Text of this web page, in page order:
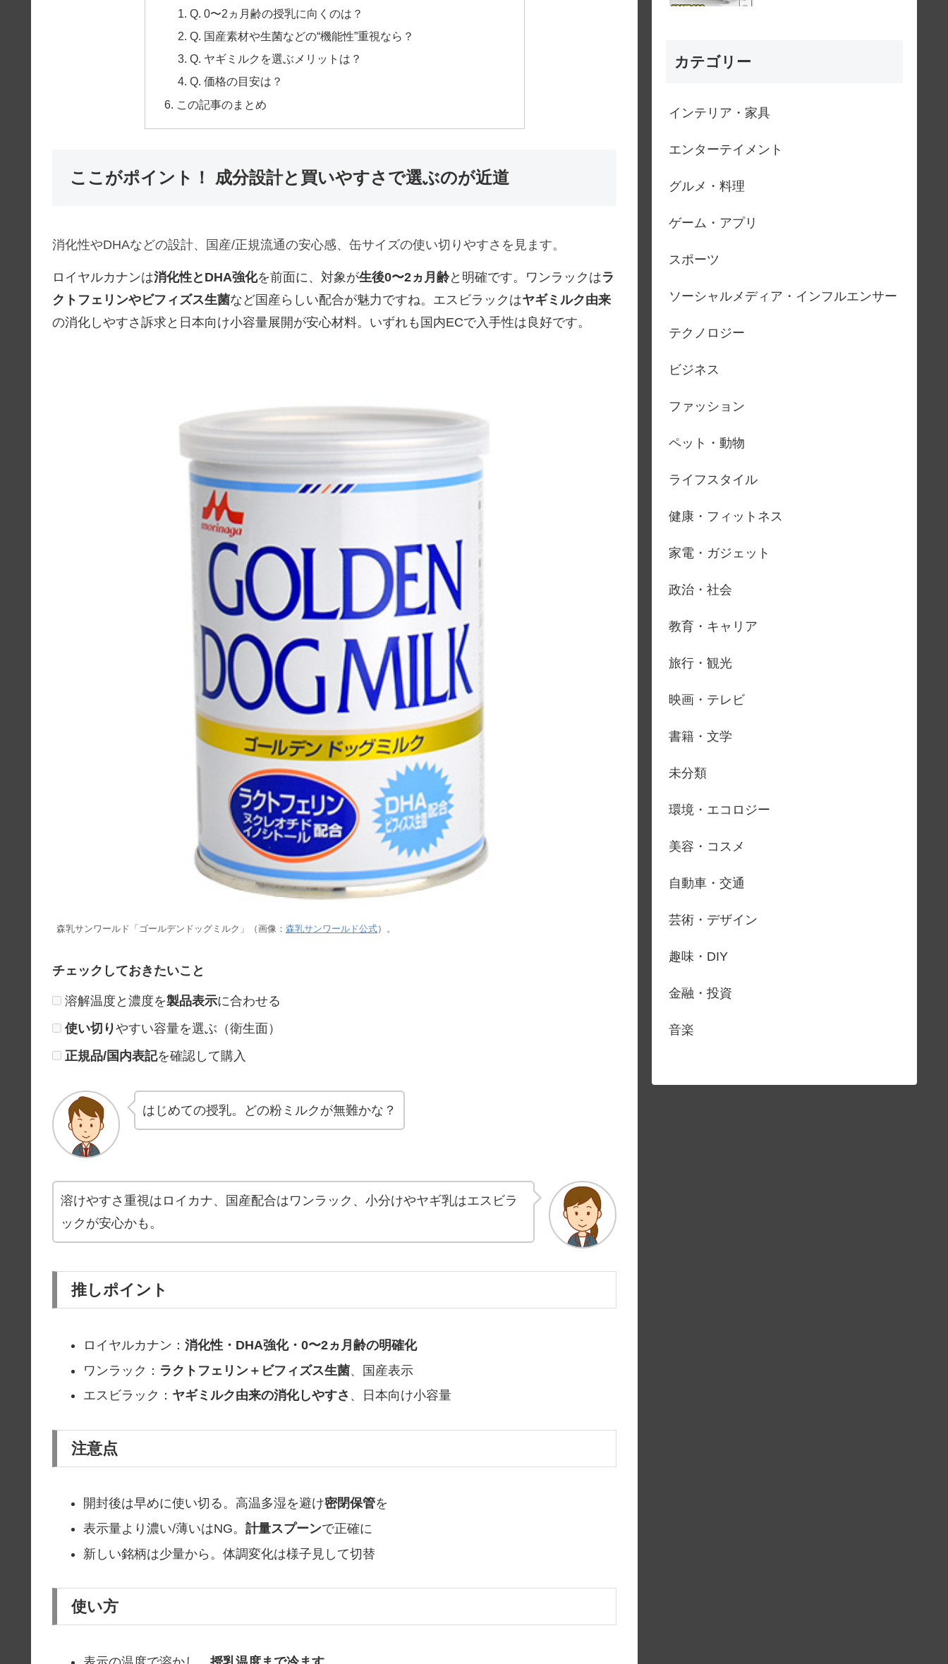
Q. 0〜2ヵ月齢の授乳に向くのは？
Q. 国産素材や生菌などの“機能性”重視なら？
Q. ヤギミルクを選ぶメリットは？
Q. 価格の目安は？
この記事のまとめ
ここがポイント！ 成分設計と買いやすさで選ぶのが近道
消化性やDHAなどの設計、国産/正規流通の安心感、缶サイズの使い切りやすさを見ます。
ロイヤルカナンは消化性とDHA強化を前面に、対象が生後0〜2ヵ月齢と明確です。ワンラックはラ
クトフェリンやビフィズス生菌など国産らしい配合が魅力ですね。エスビラックはヤギミルク由来
の消化しやすさ訴求と日本向け小容量展開が安心材料。いずれも国内ECで入手性は良好です。
森乳サンワールド「ゴールデンドッグミルク」（画像： 森乳サンワールド公式）。
チェックしておきたいこと
溶解温度と濃度を製品表示に合わせる
使い切りやすい容量を選ぶ（衛生面）
正規品/国内表記を確認して購入
はじめての授乳。どの粉ミルクが無難かな？
溶けやすさ重視はロイカナ、国産配合はワンラック、小分けやヤギ乳はエスビラ
ックが安心かも。
推しポイント
ロイヤルカナン： 消化性・DHA強化・0〜2ヵ月齢の明確化
ワンラック： ラクトフェリン＋ビフィズス生菌、国産表示
エスビラック： ヤギミルク由来の消化しやすさ 、日本向け小容量
注意点
開封後は早めに使い切る。高温多湿を避け密閉保管を
表示量より濃い/薄いはNG。 計量スプーンで正確に
新しい銘柄は少量から。体調変化は様子見して切替
使い方
カテゴリー
インテリア・家具
エンターテイメント
グルメ・料理
ゲーム・アプリ
スポーツ
ソーシャルメディア・インフルエンサー
テクノロジー
ビジネス
ファッション
ペット・動物
ライフスタイル
健康・フィットネス
家電・ガジェット
政治・社会
教育・キャリア
旅行・観光
映画・テレビ
書籍・文学
未分類
環境・エコロジー
美容・コスメ
自動車・交通
芸術・デザイン
趣味・DIY
金融・投資
音楽